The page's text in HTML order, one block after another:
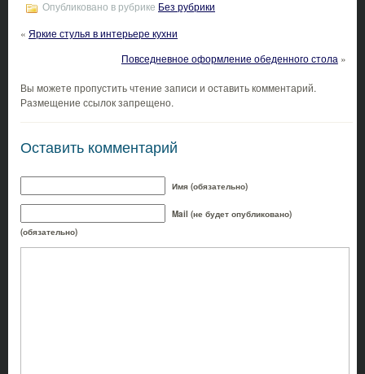
Опубликовано в рубрике Без рубрики
« Яркие стулья в интерьере кухни
Повседневное оформление обеденного стола »
Вы можете пропустить чтение записи и оставить комментарий.
Размещение ссылок запрещено.
Оставить комментарий
Имя (обязательно)
Mail (не будет опубликовано)
(обязательно)